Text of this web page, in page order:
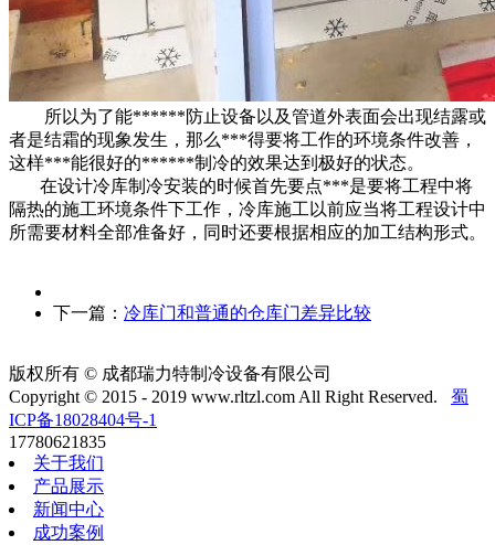
所以为了能******防止设备以及管道外表面会出现结露或
者是结霜的现象发生，那么***得要将工作的环境条件改善，
这样***能很好的******制冷的效果达到极好的状态。
在设计冷库制冷安装的时候首先要点***是要将工程中将
隔热的施工环境条件下工作，冷库施工以前应当将工程设计中
所需要材料全部准备好，同时还要根据相应的加工结构形式。
下一篇： 冷库门和普通的仓库门差异比较
版权所有 © 成都瑞力特制冷设备有限公司
Copyright © 2015 - 2019 www.rltzl.com All Right Reserved.
蜀
ICP备18028404号-1
17780621835
关于我们
产品展示
新闻中心
成功案例